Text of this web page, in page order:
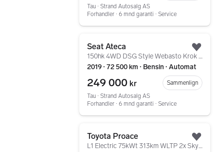
Tau ∙ Strand Autosalg AS
Forhandler ∙ 6 mnd garanti ∙ Service
Seat Ateca
150hk 4WD DSG Style Webasto Krok AdaptivCruise
2019 ∙ 72 500 km ∙ Bensin ∙ Automat
249 000 kr
Sammenlign
Tau ∙ Strand Autosalg AS
Forhandler ∙ 6 mnd garanti ∙ Service
Toyota Proace
L1 Electric 75kWt 313km WLTP 2x Skyvedør Innredning ++